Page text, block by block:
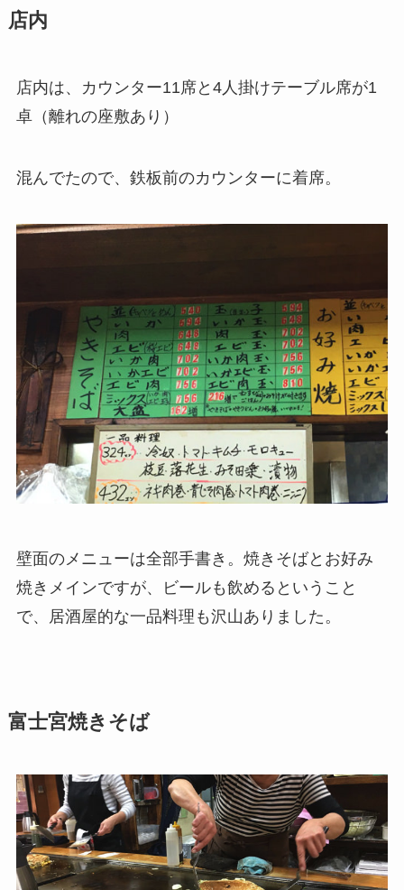
店内
店内は、カウンター11席と4人掛けテーブル席が1
卓（離れの座敷あり）
混んでたので、鉄板前のカウンターに着席。
壁面のメニューは全部手書き。焼きそばとお好み
焼きメインですが、ビールも飲めるということ
で、居酒屋的な一品料理も沢山ありました。
富士宮焼きそば